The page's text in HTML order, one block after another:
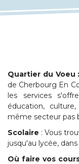
Quartier du Voeu :
de Cherbourg En
les services
éducation,
même secteur pas
Scolaire : Vous
jusqu'au lycée,
Où faire vos